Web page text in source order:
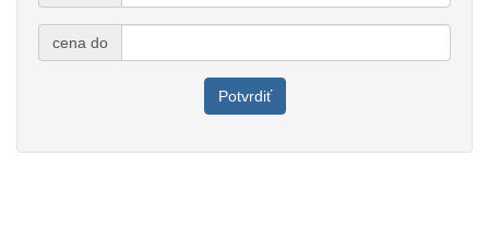
cena do
Potvrdiť